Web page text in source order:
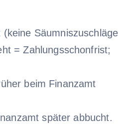
Säumniszuschläge
= Zahlungsschonfrist;
beim Finanzamt
später abbucht.